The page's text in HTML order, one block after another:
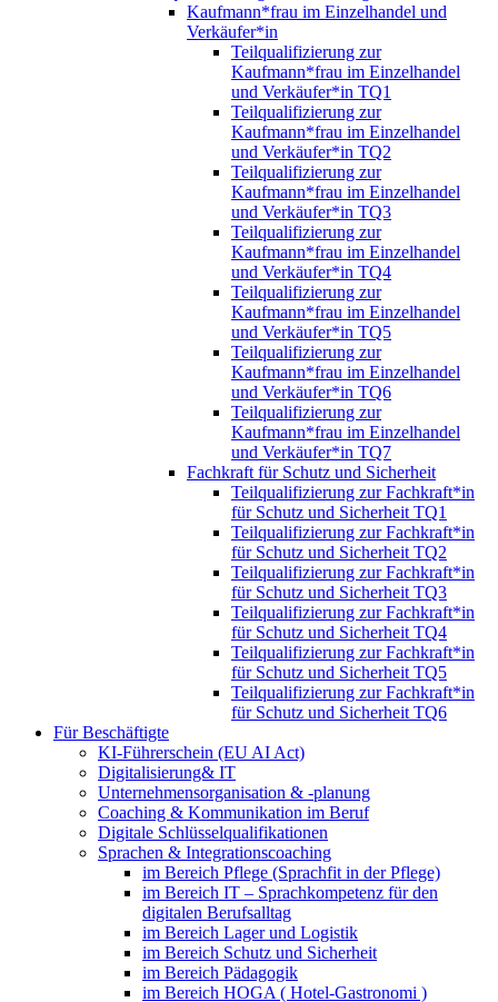
Kaufmann*frau im Einzelhandel und
Verkäufer*in
Teilqualifizierung zur
Kaufmann*frau im Einzelhandel
und Verkäufer*in TQ1
Teilqualifizierung zur
Kaufmann*frau im Einzelhandel
und Verkäufer*in TQ2
Teilqualifizierung zur
Kaufmann*frau im Einzelhandel
und Verkäufer*in TQ3
Teilqualifizierung zur
Kaufmann*frau im Einzelhandel
und Verkäufer*in TQ4
Teilqualifizierung zur
Kaufmann*frau im Einzelhandel
und Verkäufer*in TQ5
Teilqualifizierung zur
Kaufmann*frau im Einzelhandel
und Verkäufer*in TQ6
Teilqualifizierung zur
Kaufmann*frau im Einzelhandel
und Verkäufer*in TQ7
Fachkraft für Schutz und Sicherheit
Teilqualifizierung zur Fachkraft*in
für Schutz und Sicherheit TQ1
Teilqualifizierung zur Fachkraft*in
für Schutz und Sicherheit TQ2
Teilqualifizierung zur Fachkraft*in
für Schutz und Sicherheit TQ3
Teilqualifizierung zur Fachkraft*in
für Schutz und Sicherheit TQ4
Teilqualifizierung zur Fachkraft*in
für Schutz und Sicherheit TQ5
Teilqualifizierung zur Fachkraft*in
für Schutz und Sicherheit TQ6
Für Beschäftigte
KI-Führerschein (EU AI Act)
Digitalisierung& IT
Unternehmensorganisation & ‑planung
Coaching & Kommunikation im Beruf
Digitale Schlüsselqualifikationen
Sprachen & Integrationscoaching
im Bereich Pflege (Sprachfit in der Pflege)
im Bereich IT – Sprachkompetenz für den
digitalen Berufsalltag
im Bereich Lager und Logistik
im Bereich Schutz und Sicherheit
im Bereich Pädagogik
im Bereich HOGA ( Hotel-Gastronomi )